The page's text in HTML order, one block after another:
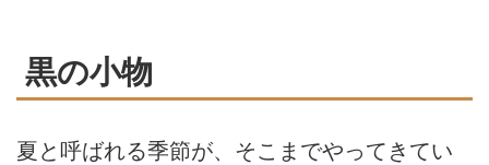
黒の小物
夏と呼ばれる季節が、そこまでやってきてい